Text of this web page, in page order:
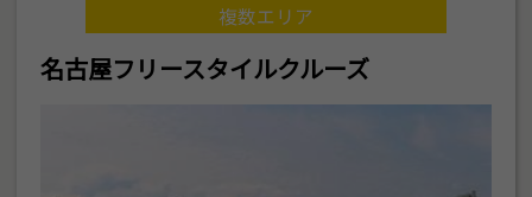
複数エリア
名古屋フリースタイルクルーズ